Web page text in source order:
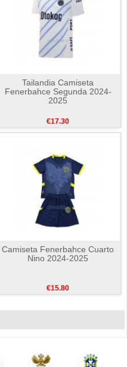
Tailandia Camiseta
Fenerbahce Segunda 2024-
2025
€17.30
Camiseta Fenerbahce Cuarto
Nino 2024-2025
€15.80